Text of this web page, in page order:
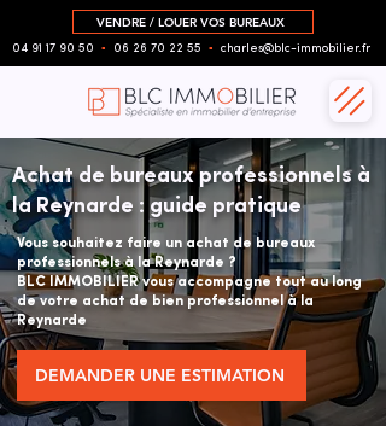
VENDRE / LOUER VOS BUREAUX
04 91 17 90 50 ▪︎ 06 26 70 22 55 ▪︎ charles@blc-immobilier.fr
Achat de bureaux professionnels à
la Reynarde : guide pratique
Vous souhaitez faire un achat de bureaux
professionnels à la Reynarde ?
BLC IMMOBILIER vous accompagne tout au long
de votre achat de bien professionnel à la
Reynarde
DEMANDER UNE ESTIMATION